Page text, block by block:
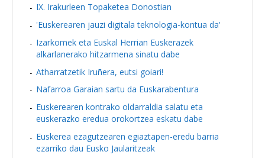
IX. Irakurleen Topaketea Donostian
'Euskerearen jauzi digitala teknologia-kontua da'
Izarkomek eta Euskal Herrian Euskerazek
alkarlanerako hitzarmena sinatu dabe
Atharratzetik Iruñera, eutsi goiari!
Nafarroa Garaian sartu da Euskarabentura
Euskerearen kontrako oldarraldia salatu eta
euskerazko eredua orokortzea eskatu dabe
Euskerea ezagutzearen egiaztapen-eredu barria
ezarriko dau Eusko Jaularitzeak